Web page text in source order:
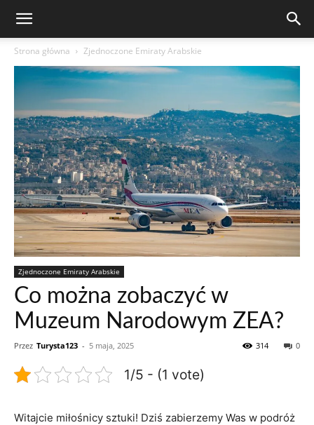
Strona główna Zjednoczone Emiraty Arabskie
Zjednoczone Emiraty Arabskie
Co można zobaczyć w
Muzeum Narodowym ZEA?
Przez Turysta123 - 5 maja, 2025 0
314
1/5 - (1 vote)
Witajcie ⁣miłośnicy sztuki! Dziś zabierzemy Was w podróż